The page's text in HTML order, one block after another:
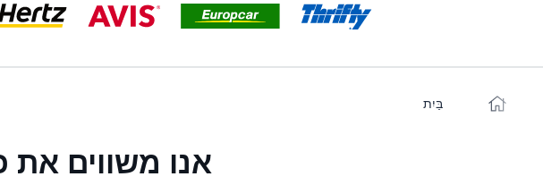
בַּיִת
אנו משווים